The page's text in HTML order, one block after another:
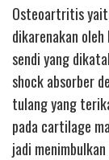
Osteoartritis
dikarenakan
sendi yang
shock absorber
tulang yang
pada cartilage
jadi